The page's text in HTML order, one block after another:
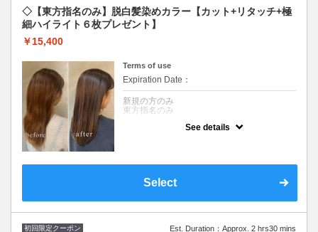
◇【東方指名のみ】脱白髪染めカラー【カット+リタッチ+極
細ハイライト６枚プレゼント】
￥15,400
Terms of use
Expiration Date：
新規の方のみ
東方指名のみ
ク）で頭皮環境を改善し白髪の増加原因を減
るくしデザインします♪※全体カラーの場合
See details
Select
初回限定クーポン Est. Duration：Approx. 2 hrs30 mins